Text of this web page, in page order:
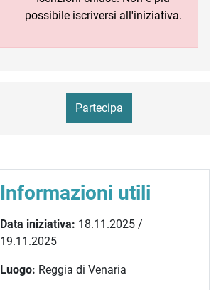
possibile iscriversi all'iniziativa.
Partecipa
Informazioni utili
Data iniziativa: 18.11.2025 /
19.11.2025
Luogo: Reggia di Venaria